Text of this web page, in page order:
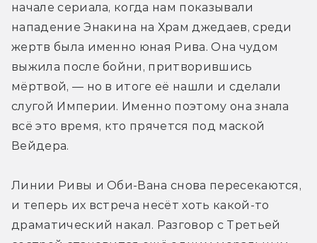
начале сериала, когда нам показывали
нападение Энакина на Храм джедаев, среди
жертв была именно юная Рива. Она чудом
выжила после бойни, притворившись
мёртвой, — но в итоге её нашли и сделали
слугой Империи. Именно поэтому она знала
всё это время, кто прячется под маской
Вейдера.
Линии Ривы и Оби-Вана снова пересекаются,
и теперь их встреча несёт хоть какой-то
драматический накал. Разговор с Третьей